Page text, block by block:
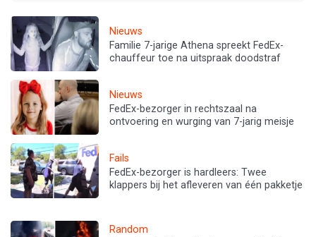
Nieuws
Familie 7-jarige Athena spreekt FedEx-
chauffeur toe na uitspraak doodstraf
Nieuws
FedEx-bezorger in rechtszaal na
ontvoering en wurging van 7-jarig meisje
Fails
FedEx-bezorger is hardleers: Twee
klappers bij het afleveren van één pakketje
Random